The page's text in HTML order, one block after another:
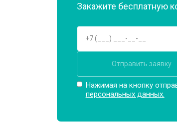
Закажите бесплатную
Отправить заявку
Нажимая на кнопку
персональных данных.